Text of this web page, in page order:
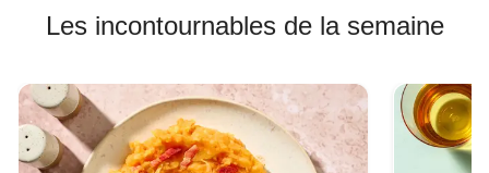
Les incontournables de la semaine